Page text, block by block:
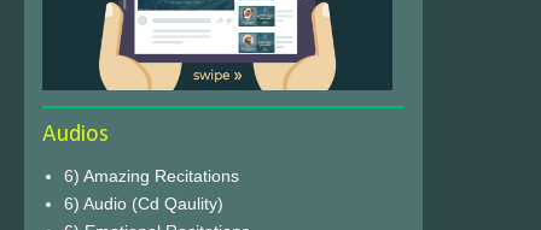
Audios
6) Amazing Recitations
6) Audio (Cd Qaulity)